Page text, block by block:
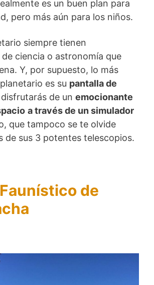
es un buen plan para
pero más aún para los niños.
siempre tienen
ciencia o astronomía que
Y, por supuesto, lo más
es su pantalla de
de un emocionante
a través de un simulador
que tampoco se te olvide
de sus 3 potentes telescopios.
de